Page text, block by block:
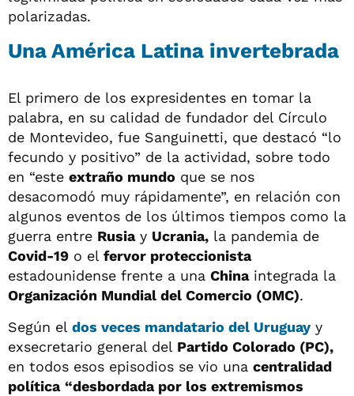
polarizadas.
Una América Latina invertebrada
El primero de los expresidentes en tomar la
palabra, en su calidad de fundador del Círculo
de Montevideo, fue Sanguinetti, que destacó “lo
fecundo y positivo” de la actividad, sobre todo
en “este extraño mundo que se nos
desacomodó muy rápidamente”, en relación con
algunos eventos de los últimos tiempos como la
guerra entre Rusiay Ucrania, la pandemia de
Covid-19 o el fervor proteccionista
estadounidense frente a una Chinaintegrada la
Organización Mundial del Comercio (OMC).
Según el dos veces mandatario del Uruguay y
exsecretario general del Partido Colorado (PC),
en todos esos episodios se vio una centralidad
política “desbordada por los extremismos